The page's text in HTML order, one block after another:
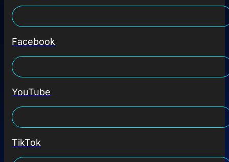
Facebook
YouTube
TikTok